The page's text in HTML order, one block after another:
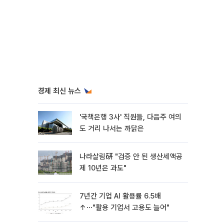
경제 최신 뉴스
'국책은행 3사' 직원들, 다음주 여의
도 거리 나서는 까닭은
나라살림硏 "검증 안 된 생산세액공
제 10년은 과도"
7년간 기업 AI 활용률 6.5배
↑⋯"활용 기업서 고용도 늘어"